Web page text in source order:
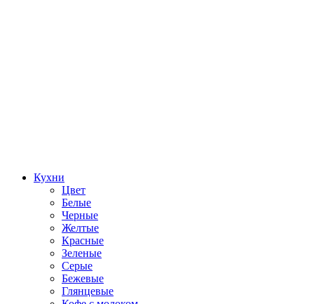
Кухни
Цвет
Белые
Черные
Желтые
Красные
Зеленые
Серые
Бежевые
Глянцевые